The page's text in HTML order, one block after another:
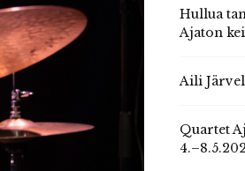
Hullua
Ajaton
Aili
Quartet